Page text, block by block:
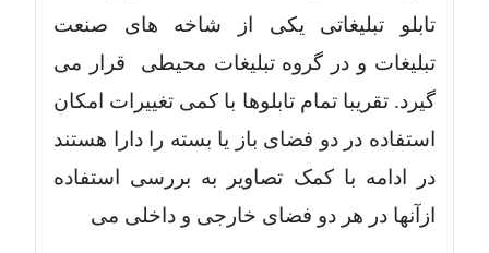
تابلو تبلیغاتی یکی از شاخه های صنعت
تبلیغات و در گروه تبلیغات محیطی قرار می
گیرد. تقریبا تمام تابلوها با کمی تغییرات امکان
استفاده در دو فضای باز یا بسته را دارا هستند
در ادامه با کمک تصاویر به بررسی استفاده
ازآنها در هر دو فضای خارجی و داخلی می